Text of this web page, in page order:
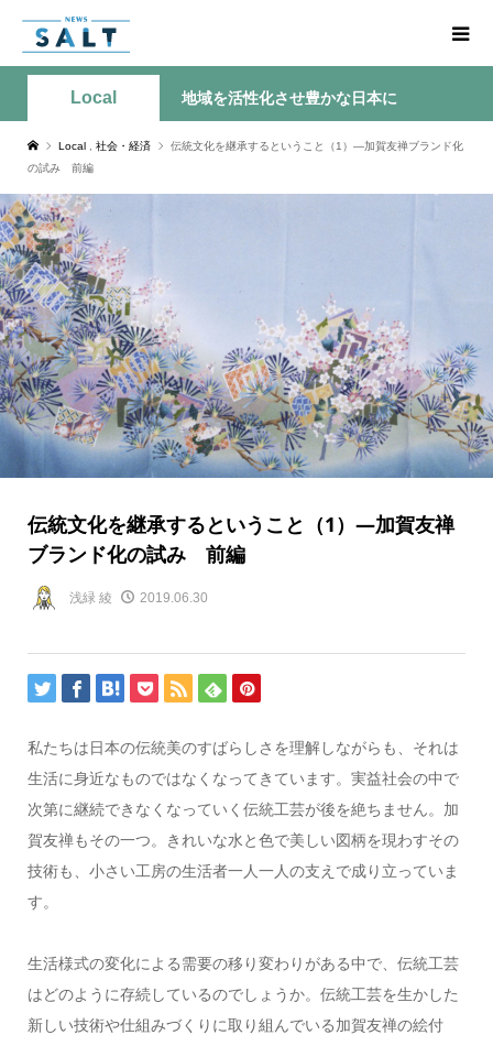
Local 地域を活性化させ豊かな日本に
Local 社会・経済
伝統文化を継承するということ（1）―加賀友禅ブランド化
の試み 前編
伝統文化を継承するということ（1）―加賀友禅
ブランド化の試み 前編
浅緑 綾 2019.06.30
私たちは日本の伝統美のすばらしさを理解しながらも、それは
生活に身近なものではなくなってきています。実益社会の中で
次第に継続できなくなっていく伝統工芸が後を絶ちません。加
賀友禅もその一つ。きれいな水と色で美しい図柄を現わすその
技術も、小さい工房の生活者一人一人の支えで成り立っていま
す。
生活様式の変化による需要の移り変わりがある中で、伝統工芸
はどのように存続しているのでしょうか。伝統工芸を生かした
新しい技術や仕組みづくりに取り組んでいる加賀友禅の絵付